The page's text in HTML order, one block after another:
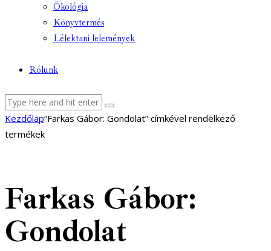
Ökológia
Könyvtermés
Lélektani lelemények
Rólunk
facebook-
1
youtube-
1
email
Kezdőlap“Farkas Gábor: Gondolat” címkével rendelkező
termékek
Farkas Gábor:
Gondolat